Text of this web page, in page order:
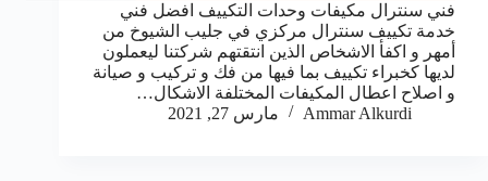
فني سنترال مكيفات وحدات التكييف افضل فني
خدمة تكييف سنترال مركزي في جليب الشيوخ من
أمهر و اكفأ الاشخاص الذين انتقتهم شركتنا ليعملون
لديها كخبراء تكييف بما فيها من فك و تركيب و صيانة
و اصلاح اعطال المكيفات المختلفة الاشكال…
Ammar Alkurdi
مارس 27, 2021